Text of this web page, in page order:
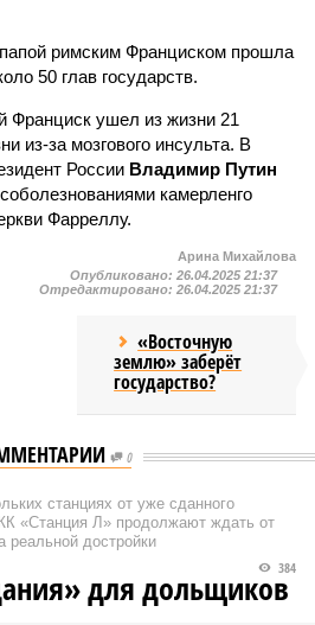
римским Франциском прошла
50 глав государств.
Франциск ушел из жизни 21
из-за мозгового инсульта. В
России Владимир Путин
камерленго
Фарреллу.
Арина Михайлова
Опубликовано: 26.04.2025 21:37
Отредактировано: 26.04.2025 21:37
«Восточную
землю» заберёт
государство?
0
станциях от уже сданного
«Станция Л» продолжают ждать от
реальной достройки
384
для дольщиков